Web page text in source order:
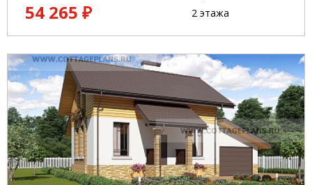
54 265 ₽
2 этажа